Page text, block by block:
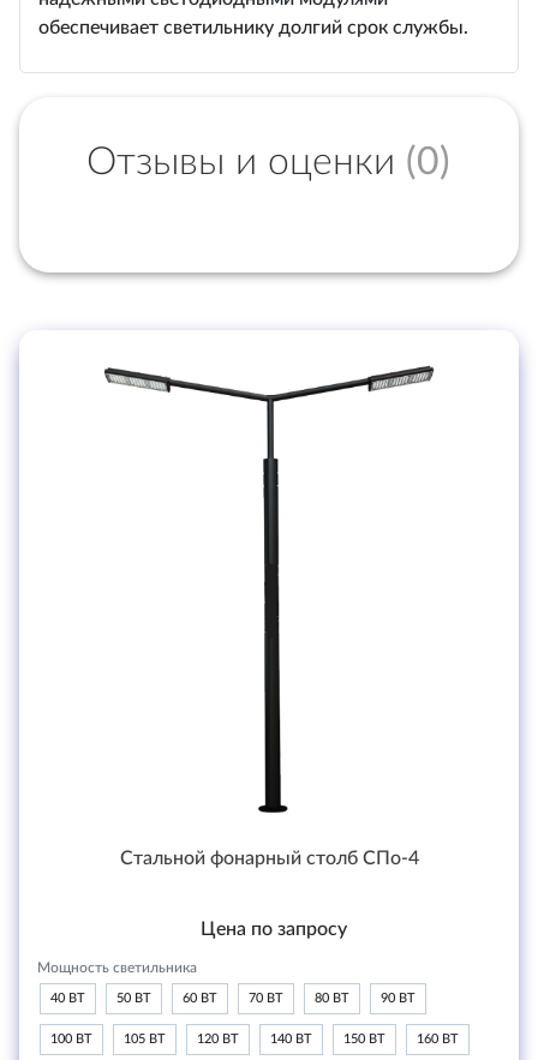
обеспечивает светильнику долгий срок службы.
Отзывы и оценки (0)
Стальной фонарный столб СПо-4
Цена по запросу
Мощность светильника
40 ВТ 50 ВТ 60 ВТ 70 ВТ 80 ВТ 90 ВТ
100 ВТ 105 ВТ 120 ВТ 140 ВТ 150 ВТ 160 ВТ